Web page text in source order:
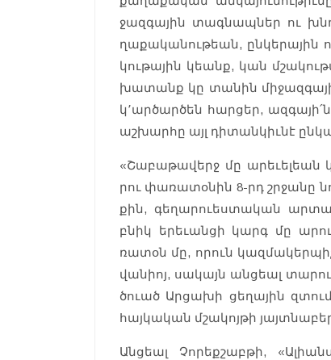
ջազ­գային տագ­նապներ ու
ղաքա­կանու­թեան, ըն­կե­րային
կու­թա­յին կեանք, կան
խա­տան­ք կը տա­նին
կ՚ար­ծարծեն հար­ցեր,
աշ­խարհը այլ դի­տան­կիւ­նէ
«Շա­բաթա­վերջ մը արե­ւելեան
րու փա­ռատօ­նին 8-րդ շրջա­նը
քին, գե­ղարուես­տա­կան
բնիկ երեւանցի կարգ մը
ռատօն մը, որուն
վա­նիոյ, սա­կայն ան­ցեալ
ծուած Ար­ցա­խի ցե­ղային
հայ­կա­կան մշա­կոյ­թի
Ան­ցեալ Չո­րեք­շաբթի,